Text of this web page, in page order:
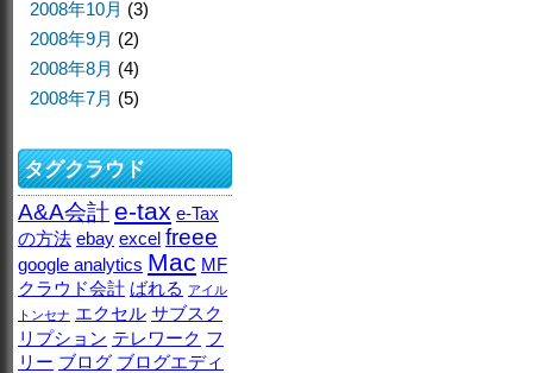
2008年10月 (3)
2008年9月 (2)
2008年8月 (4)
2008年7月 (5)
タグクラウド
A&A会計e-tax e-Tax
の方法 ebay excel freee
google analytics Mac MF
クラウド会計 ばれる アイル
トンセナ エクセル サブスク
リプション テレワーク フ
リー ブログ ブログエディ